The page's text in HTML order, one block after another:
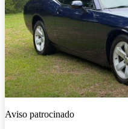
Aviso patrocinado